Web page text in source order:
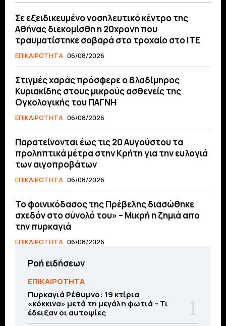
Σε εξειδικευμένο νοσηλευτικό κέντρο της
Αθήνας διεκομίσθη η 20χρονη που
τραυματίστηκε σοβαρά στο τροχαίο στο ΙΤΕ
ΕΠΙΚΑΙΡΟΤΗΤΑ 06/08/2026
Στιγμές χαράς πρόσφερε ο Βλαδίμηρος
Κυριακίδης στους μικρούς ασθενείς της
Ογκολογικής του ΠΑΓΝΗ
ΕΠΙΚΑΙΡΟΤΗΤΑ 06/08/2026
Παρατείνονται έως τις 20 Αυγούστου τα
προληπτικά μέτρα στην Κρήτη για την ευλογιά
των αιγοπροβάτων
ΕΠΙΚΑΙΡΟΤΗΤΑ 06/08/2026
Το φοινικόδασος της Πρέβελης διασώθηκε
σχεδόν στο σύνολό του» – Μικρή η ζημιά απο
την πυρκαγιά
ΕΠΙΚΑΙΡΟΤΗΤΑ 06/08/2026
Ροή ειδήσεων
ΕΠΙΚΑΙΡΟΤΗΤΑ
Πυρκαγιά Ρέθυμνο: 19 κτίρια
«κόκκινα» μετά τη μεγάλη φωτιά – Τι
έδειξαν οι αυτοψίες